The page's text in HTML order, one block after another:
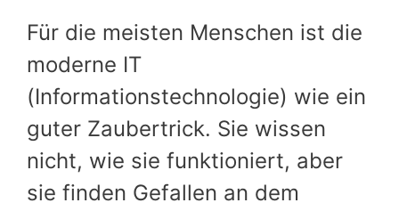
Für die meisten Menschen ist die
moderne IT
(Informationstechnologie) wie ein
guter Zaubertrick. Sie wissen
nicht, wie sie funktioniert, aber
sie finden Gefallen an dem